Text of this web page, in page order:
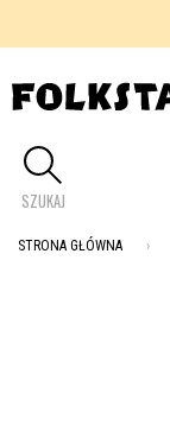
SZUKAJ
STRONA GŁÓWNA